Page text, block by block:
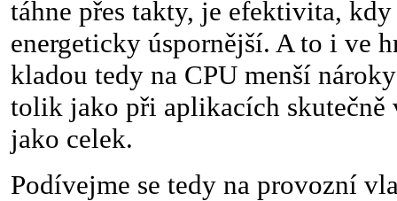
táhne přes takty, je efektivita,
energeticky úspornější. A to i ve
kladou tedy na CPU menší
tolik jako při aplikacích
jako celek.
Podívejme se tedy na provozní